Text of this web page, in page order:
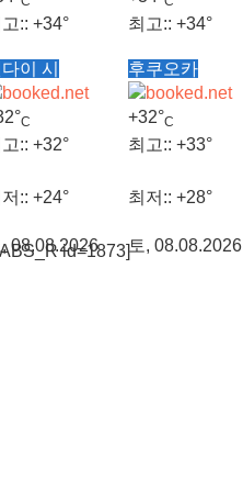
:: +34°
저::+26°
08.08.2026
최고::+34°
최저::+27°
토, 08.08.2026
이 시
C
:: +32°
:: +24°
08.08.2026
후쿠오카
+32°C
최고::+33°
최저::+28°
토, 08.08.2026
id=1873]